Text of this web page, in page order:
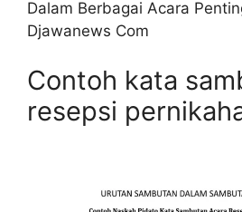
Dalam Berbagai Acara
Djawanews Com
Contoh kata
resepsi